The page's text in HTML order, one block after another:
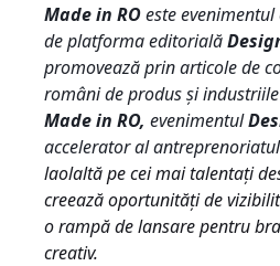
Made in ROeste
de platforma editorială
promovează prin articole de
români de produsși
Made in RO, evenimentul
accelerator al
laolaltă pe cei mai talentați
creează oportunități de
o rampă de lansare pentru
creativ.